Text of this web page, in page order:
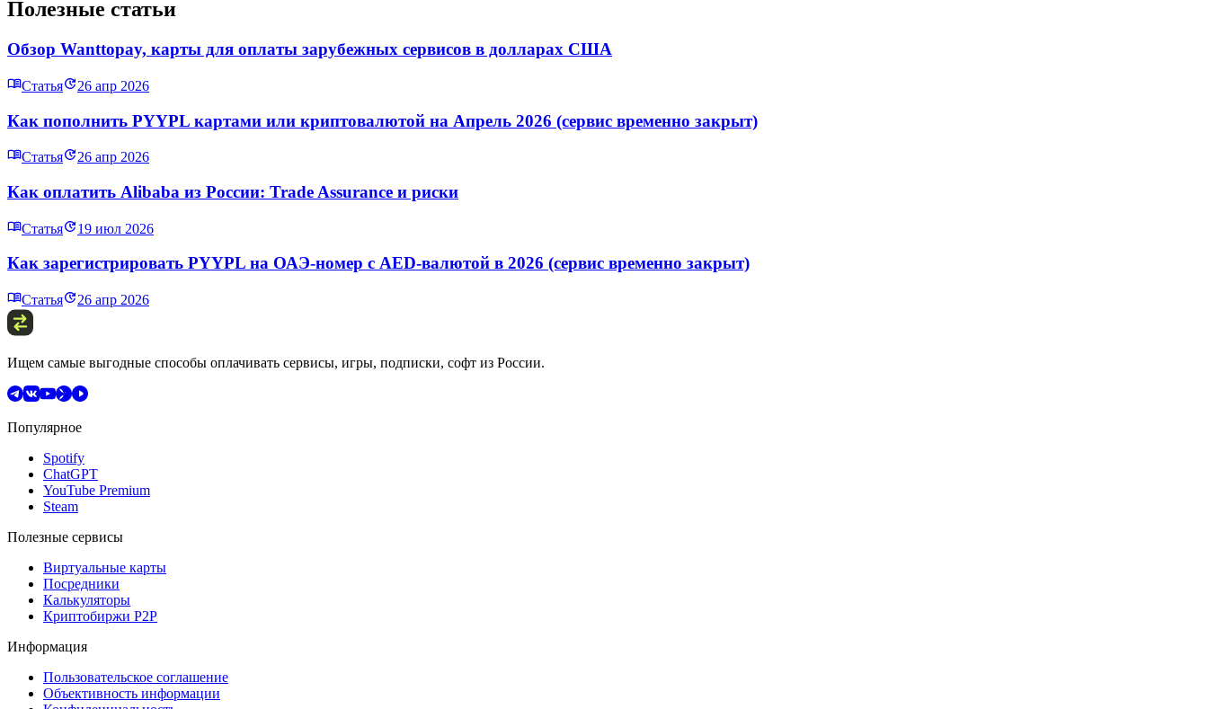
Полезные статьи
Обзор Wanttopay, карты для оплаты зарубежных сервисов в долларах США
Статья 26 апр 2026
Как пополнить PYYPL картами или криптовалютой на Апрель 2026 (сервис временно закрыт)
Статья 26 апр 2026
Как оплатить Alibaba из России: Trade Assurance и риски
Статья 19 июл 2026
Как зарегистрировать PYYPL на ОАЭ-номер с AED-валютой в 2026 (сервис временно закрыт)
Статья 26 апр 2026
Ищем самые выгодные способы оплачивать сервисы, игры, подписки, софт из России.
Популярное
Spotify
ChatGPT
YouTube Premium
Steam
Полезные сервисы
Виртуальные карты
Посредники
Калькуляторы
Криптобиржи P2P
Информация
Пользовательское соглашение
Объективность информации